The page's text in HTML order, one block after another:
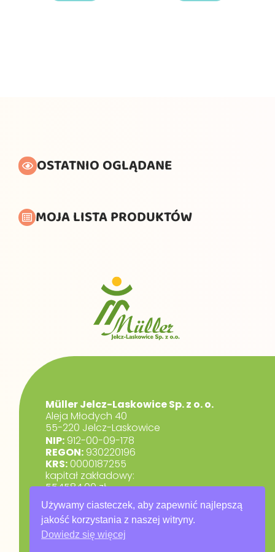
Używamy ciasteczek, aby zapewnić najlepszą
jakość korzystania z naszej witryny.
Dowiedz się więcej
OSTATNIO OGLĄDANE
MOJA LISTA PRODUKTÓW
Müller Jelcz-Laskowice Sp. z o. o.
Aleja Młodych 40
55-220 Jelcz-Laskowice
NIP: 912-00-09-178
REGON: 930220196
KRS:0000187255
kapitał zakładowy:
554584,00 zł.
marketing@muller.com.pl
+48 71 318 84 84
RODO